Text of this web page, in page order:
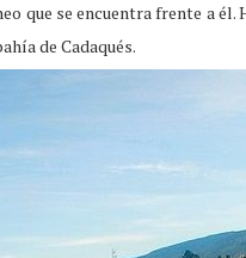
que se encuentra frente a él.
de Cadaqués.